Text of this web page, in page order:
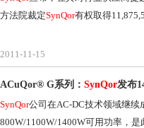
方法院裁定SynQor有权取得
2011-11-15
ACuQor® G系列： SynQor发布
SynQor公司在AC-DC技术领域继
800W/1100W/1400W可用功率，